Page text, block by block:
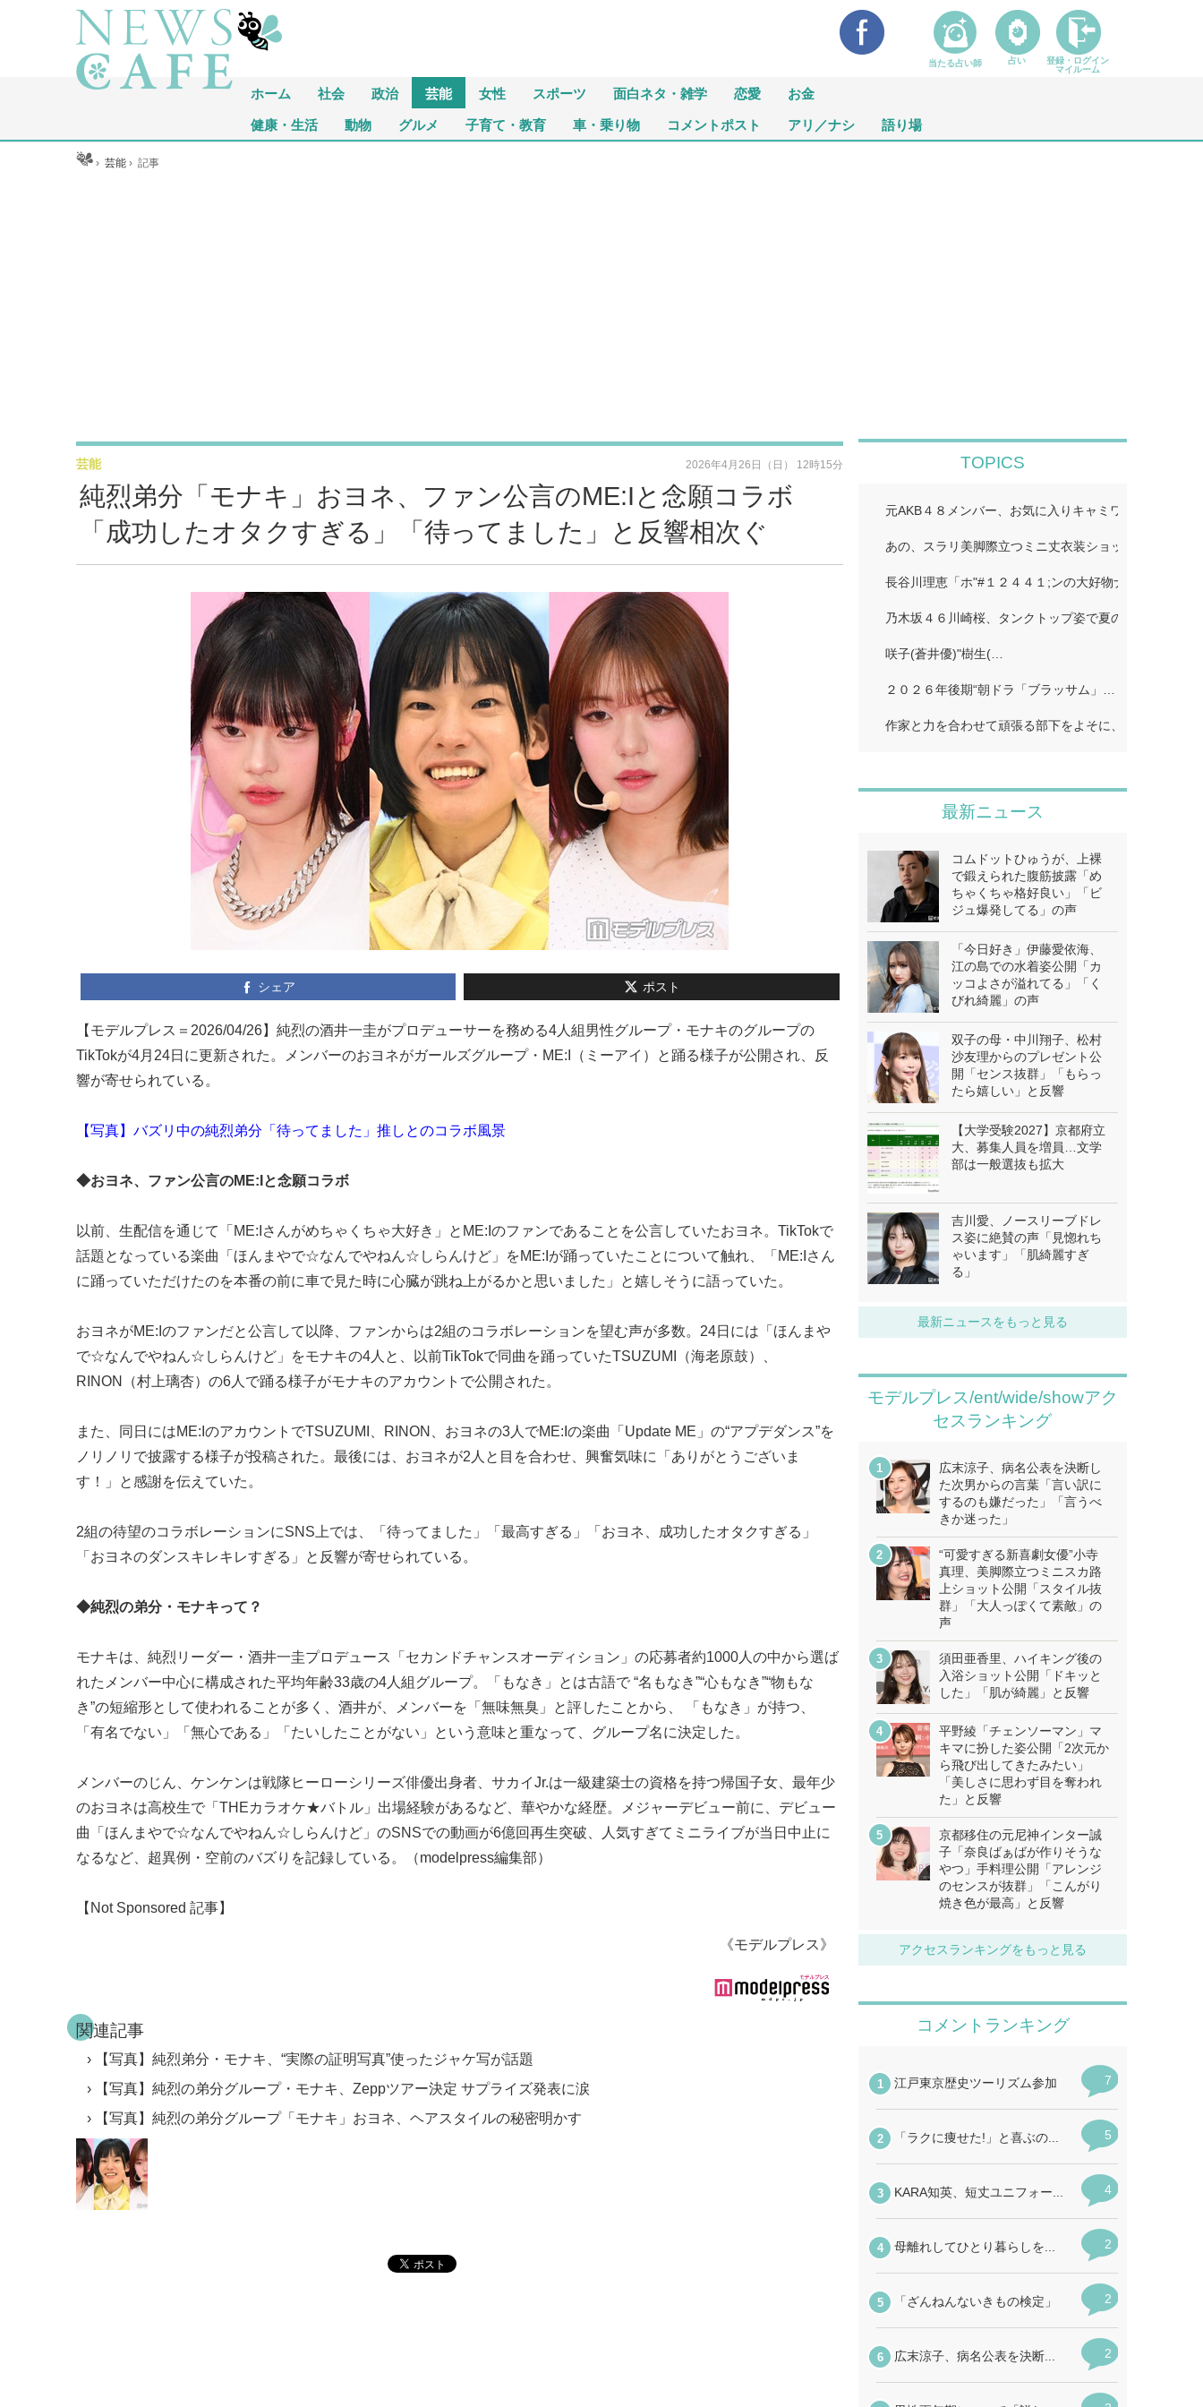
ホーム 社会 政治 芸能 女性 スポーツ 面白ネタ・雑学 恋愛 お金
健康・生活 動物 グルメ 子育て・教育 車・乗り物 コメントポスト アリ／ナシ 語り場
ホーム ›芸能 ›記事
純烈弟分「モナキ」おヨネ、ファン公言のME:Iと念願コラボ
「成功したオタクすぎる」「待ってました」と反響相次ぐ
芸能 2026年4月26日（日） 12時15分
シェア ポスト
【モデルプレス＝2026/04/26】純烈の酒井一圭がプロデューサーを務める4人組男性グループ・モナキのグループの
TikTokが4月24日に更新された。メンバーのおヨネがガールズグループ・ME:I（ミーアイ）と踊る様子が公開され、反
響が寄せられている。
【写真】バズリ中の純烈弟分「待ってました」推しとのコラボ風景
◆おヨネ、ファン公言のME:Iと念願コラボ
以前、生配信を通じて「ME:Iさんがめちゃくちゃ大好き」とME:Iのファンであることを公言していたおヨネ。TikTokで
話題となっている楽曲「ほんまやで☆なんでやねん☆しらんけど」をME:Iが踊っていたことについて触れ、「ME:Iさん
に踊っていただけたのを本番の前に車で見た時に心臓が跳ね上がるかと思いました」と嬉しそうに語っていた。
おヨネがME:Iのファンだと公言して以降、ファンからは2組のコラボレーションを望む声が多数。24日には「ほんまや
で☆なんでやねん☆しらんけど」をモナキの4人と、以前TikTokで同曲を踊っていたTSUZUMI（海老原鼓）、
RINON（村上璃杏）の6人で踊る様子がモナキのアカウントで公開された。
また、同日にはME:IのアカウントでTSUZUMI、RINON、おヨネの3人でME:Iの楽曲「Update ME」の“アプデダンス”を
ノリノリで披露する様子が投稿された。最後には、おヨネが2人と目を合わせ、興奮気味に「ありがとうございま
す！」と感謝を伝えていた。
2組の待望のコラボレーションにSNS上では、「待ってました」「最高すぎる」「おヨネ、成功したオタクすぎる」
「おヨネのダンスキレキレすぎる」と反響が寄せられている。
◆純烈の弟分・モナキって？
モナキは、純烈リーダー・酒井一圭プロデュース「セカンドチャンスオーディション」の応募者約1000人の中から選ば
れたメンバー中心に構成された平均年齢33歳の4人組グループ。「もなき」とは古語で “名もなき”“心もなき”“物もな
き”の短縮形として使われることが多く、酒井が、メンバーを「無味無臭」と評したことから、 「もなき」が持つ、
「有名でない」「無心である」「たいしたことがない」という意味と重なって、グループ名に決定した。
メンバーのじん、ケンケンは戦隊ヒーローシリーズ俳優出身者、サカイJr.は一級建築士の資格を持つ帰国子女、最年少
のおヨネは高校生で「THEカラオケ★バトル」出場経験があるなど、華やかな経歴。メジャーデビュー前に、デビュー
曲「ほんまやで☆なんでやねん☆しらんけど」のSNSでの動画が6億回再生突破、人気すぎてミニライブが当日中止に
なるなど、超異例・空前のバズりを記録している。（modelpress編集部）
【Not Sponsored 記事】
《モデルプレス》
関連記事
【写真】純烈弟分・モナキ、“実際の証明写真”使ったジャケ写が話題
【写真】純烈の弟分グループ・モナキ、Zeppツアー決定 サプライズ発表に涙
【写真】純烈の弟分グループ「モナキ」おヨネ、ヘアスタイルの秘密明かす
TOPICS
元AKB４８メンバー、お気に入りキャミワンピで美ス
あの、スラリ美脚際立つミニ丈衣装ショット公開「二
長谷川理恵「ホ"#１２４４１;ンの大好物ナホ"#１２４
乃木坂４６川崎桜、タンクトップ姿で夏のワンシーン
咲子(蒼井優)"樹生(…
２０２６年後期“朝ドラ「ブラッサム」…
作家と力を合わせて頑張る部下をよそに、上司は陰で
最新ニュース
コムドットひゅうが、上裸
で鍛えられた腹筋披露「め
ちゃくちゃ格好良い」「ビ
ジュ爆発してる」の声
「今日好き」伊藤愛依海、
江の島での水着姿公開「カ
ッコよさが溢れてる」「く
びれ綺麗」の声
双子の母・中川翔子、松村
沙友理からのプレゼント公
開「センス抜群」「もらっ
たら嬉しい」と反響
【大学受験2027】京都府立
大、募集人員を増員…文学
部は一般選抜も拡大
吉川愛、ノースリーブドレ
ス姿に絶賛の声「見惚れち
ゃいます」「肌綺麗すぎ
る」
最新ニュースをもっと見る
モデルプレス/ent/wide/showアク
セスランキング
広末涼子、病名公表を決断し
た次男からの言葉「言い訳に
するのも嫌だった」「言うべ
きか迷った」
“可愛すぎる新喜劇女優”小寺
真理、美脚際立つミニスカ路
上ショット公開「スタイル抜
群」「大人っぽくて素敵」の
声
須田亜香里、ハイキング後の
入浴ショット公開「ドキッと
した」「肌が綺麗」と反響
平野綾「チェンソーマン」マ
キマに扮した姿公開「2次元か
ら飛び出してきたみたい」
「美しさに思わず目を奪われ
た」と反響
京都移住の元尼神インター誠
子「奈良ばぁばが作りそうな
やつ」手料理公開「アレンジ
のセンスが抜群」「こんがり
焼き色が最高」と反響
アクセスランキングをもっと見る
当たる占い師 占い
登録・ログイン
マイルーム